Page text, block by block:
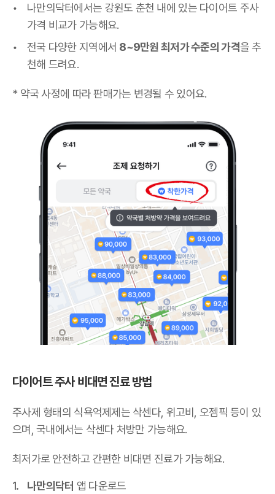
나만의닥터에서는 강원도 춘천 내에 있는 다이어트 주사
가격 비교가 가능해요.
전국 다양한 지역에서 8~9만원 최저가 수준의 가격을 추
천해 드려요.
* 약국 사정에 따라 판매가는 변경될 수 있어요.
다이어트 주사 비대면 진료 방법
주사제 형태의 식욕억제제는 삭센다, 위고비, 오젬픽 등이 있
으며,국내에서는 삭센다 처방만 가능해요.
최저가로 안전하고 간편한 비대면 진료가 가능해요.
나만의닥터 앱 다운로드